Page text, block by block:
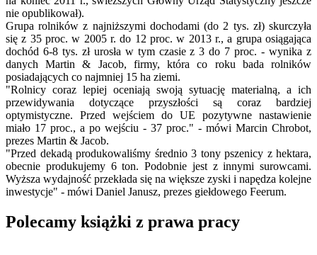
nie opublikował).
Grupa rolników z najniższymi dochodami (do 2 tys. zł) skurczyła
się z 35 proc. w 2005 r. do 12 proc. w 2013 r., a grupa osiągająca
dochód 6-8 tys. zł urosła w tym czasie z 3 do 7 proc. - wynika z
danych Martin & Jacob, firmy, która co roku bada rolników
posiadających co najmniej 15 ha ziemi.
"Rolnicy coraz lepiej oceniają swoją sytuację materialną, a ich
przewidywania dotyczące przyszłości są coraz bardziej
optymistyczne. Przed wejściem do UE pozytywne nastawienie
miało 17 proc., a po wejściu - 37 proc." - mówi Marcin Chrobot,
prezes Martin & Jacob.
"Przed dekadą produkowaliśmy średnio 3 tony pszenicy z hektara,
obecnie produkujemy 6 ton. Podobnie jest z innymi surowcami.
Wyższa wydajność przekłada się na większe zyski i napędza kolejne
inwestycje" - mówi Daniel Janusz, prezes giełdowego Feerum.
Polecamy książki z prawa pracy